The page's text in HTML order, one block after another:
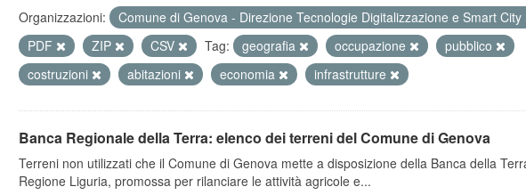
Organizzazioni: Comune di Genova - Direzione Tecnologie Digitalizzazione e Smart City
PDF
ZIP CSV Tag: geografia occupazione
pubblico
costruzioni
abitazioni economia infrastrutture
Banca Regionale della Terra: elenco dei terreni del Comune di Genova
Terreni non utilizzati che il Comune di Genova mette a disposizione della Banca della
Regione Liguria, promossa per rilanciare le attività agricole e...